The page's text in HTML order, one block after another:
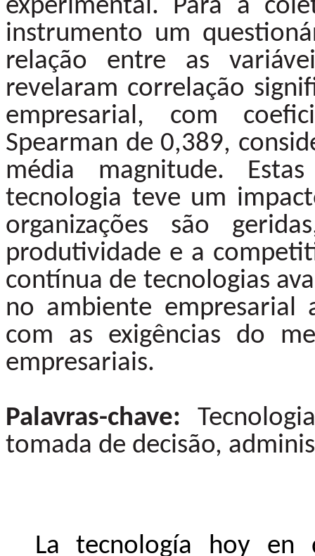
experimental. Para a
instrumento um
relação entre as
revelaram correlação
empresarial, com
Spearman de 0,389,
média magnitude.
tecnologia teve um
organizações são
produtividade e a
contínua de tecnologias
no ambiente empresarial
com as exigências do
empresariais.
Palavras-chave:
tomada de decisão,
La tecnología hoy en